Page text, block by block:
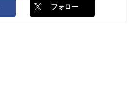
フォロー